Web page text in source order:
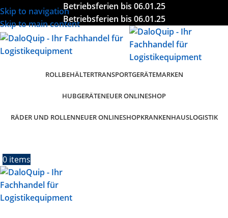
Skip to navigation
Skip to main content
Betriebsferien bis 06.01.25
Betriebsferien bis 06.01.25
ROLLBEHÄLTERTRANSPORTGERÄTEMARKEN
HUBGERÄTENEUER ONLINESHOP
RÄDER UND ROLLENNEUER ONLINESHOPKRANKENHAUSLOGISTIK
0 items